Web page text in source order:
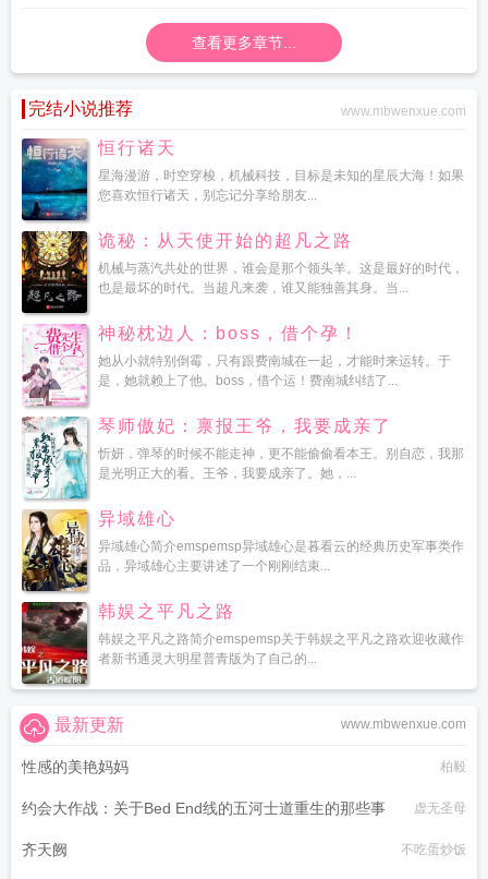
查看更多章节...
完结小说推荐 www.mbwenxue.com
恒行诸天
星海漫游，时空穿梭，机械科技，目标是未知的星辰大海！如果
您喜欢恒行诸天，别忘记分享给朋友...
诡秘：从天使开始的超凡之路
机械与蒸汽共处的世界，谁会是那个领头羊。这是最好的时代，
也是最坏的时代。当超凡来袭，谁又能独善其身。当...
神秘枕边人：boss，借个孕！
她从小就特别倒霉，只有跟费南城在一起，才能时来运转。于
是，她就赖上了他。boss，借个运！费南城纠结了...
琴师傲妃：禀报王爷，我要成亲了
忻妍，弹琴的时候不能走神，更不能偷偷看本王。别自恋，我那
是光明正大的看。王爷，我要成亲了。她，...
异域雄心
异域雄心简介emspemsp异域雄心是暮看云的经典历史军事类作
品，异域雄心主要讲述了一个刚刚结束...
韩娱之平凡之路
韩娱之平凡之路简介emspemsp关于韩娱之平凡之路欢迎收藏作
者新书通灵大明星普青版为了自己的...
www.mbwenxue.com
最新更新
性感的美艳妈妈 柏毅
约会大作战：关于Bed End线的五河士道重生的那些事 虚无圣母
齐天阙 不吃蛋炒饭